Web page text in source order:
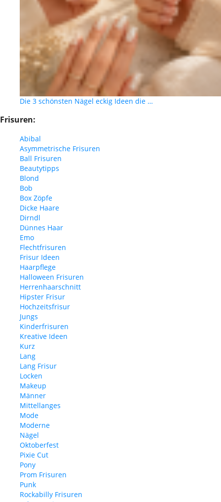
Die 3 schönsten Nägel eckig Ideen die …
Frisuren:
Abibal
Asymmetrische Frisuren
Ball Frisuren
Beautytipps
Blond
Bob
Box Zöpfe
Dicke Haare
Dirndl
Dünnes Haar
Emo
Flechtfrisuren
Frisur Ideen
Haarpflege
Halloween Frisuren
Herrenhaarschnitt
Hipster Frisur
Hochzeitsfrisur
Jungs
Kinderfrisuren
Kreative Ideen
Kurz
Lang
Lang Frisur
Locken
Makeup
Männer
Mittellanges
Mode
Moderne
Nägel
Oktoberfest
Pixie Cut
Pony
Prom Frisuren
Punk
Rockabilly Frisuren